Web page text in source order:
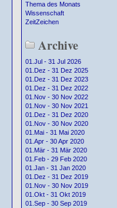
Thema des Monats
Wissenschaft
ZeitZeichen
Archive
01.Jul - 31 Jul 2026
01.Dez - 31 Dez 2025
01.Dez - 31 Dez 2023
01.Dez - 31 Dez 2022
01.Nov - 30 Nov 2022
01.Nov - 30 Nov 2021
01.Dez - 31 Dez 2020
01.Nov - 30 Nov 2020
01.Mai - 31 Mai 2020
01.Apr - 30 Apr 2020
01.Mär - 31 Mär 2020
01.Feb - 29 Feb 2020
01.Jan - 31 Jan 2020
01.Dez - 31 Dez 2019
01.Nov - 30 Nov 2019
01.Okt - 31 Okt 2019
01.Sep - 30 Sep 2019